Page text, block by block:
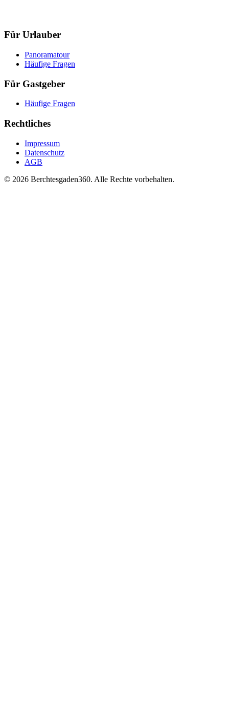
Für Urlauber
Panoramatour
Häufige Fragen
Für Gastgeber
Häufige Fragen
Rechtliches
Impressum
Datenschutz
AGB
© 2026 Berchtesgaden360. Alle Rechte vorbehalten.